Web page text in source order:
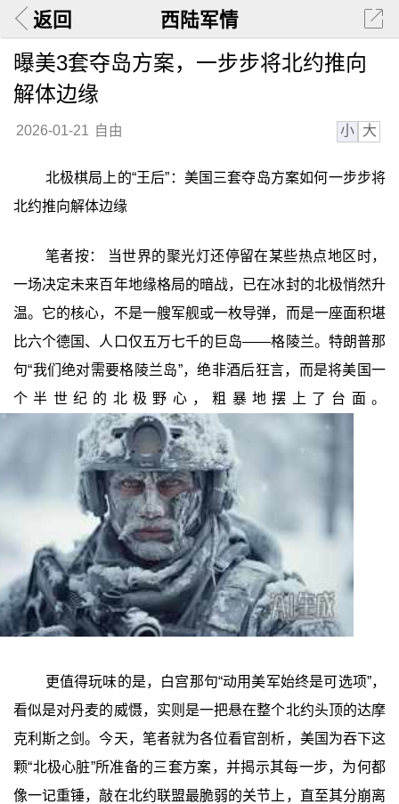
返回 西陆军情
曝美3套夺岛方案，一步步将北约推向
解体边缘
2026-01-21 自由 小 大
北极棋局上的“王后”：美国三套夺岛方案如何一步步将
北约推向解体边缘
笔者按： 当世界的聚光灯还停留在某些热点地区时，
一场决定未来百年地缘格局的暗战，已在冰封的北极悄然升
温。它的核心，不是一艘军舰或一枚导弹，而是一座面积堪
比六个德国、人口仅五万七千的巨岛——格陵兰。特朗普那
句“我们绝对需要格陵兰岛”，绝非酒后狂言，而是将美国一
个半世纪的北极野心，粗暴地摆上了台面。
更值得玩味的是，白宫那句“动用美军始终是可选项”，
看似是对丹麦的威慑，实则是一把悬在整个北约头顶的达摩
克利斯之剑。今天，笔者就为各位看官剖析，美国为吞下这
颗“北极心脏”所准备的三套方案，并揭示其每一步，为何都
像一记重锤，敲在北约联盟最脆弱的关节上，直至其分崩离